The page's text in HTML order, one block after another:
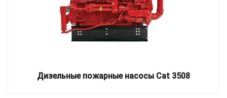
Дизельные пожарные насосы Cat 3508